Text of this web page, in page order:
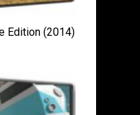
Edition (2014)